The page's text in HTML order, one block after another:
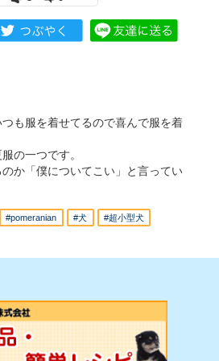
も服を着せてるので喜んで服を着
の一つです。
か「僕についてこい」と言ってい
#pomeranian #犬 #超小型犬